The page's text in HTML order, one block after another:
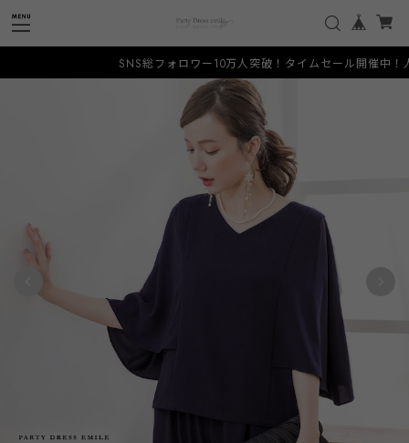
SNS総フォロワー10万人突破！タイムセール開催中！